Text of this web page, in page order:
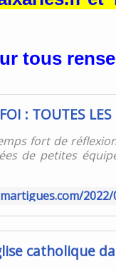
tous
fort de
de petites